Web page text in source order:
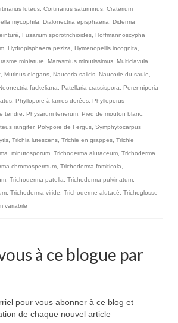
luteus, Cortinarius saturninus, Craterium
mycophila, Dialonectria episphaeria, Diderma
, Fusarium sporotrichioides, Hoffmannoscypha
, Hydropisphaera peziza, Hymenopellis incognita,
miniature, Marasmius minutissimus, Multiclavula
, Mutinus elegans, Naucoria salicis, Naucorie du saule,
fuckeliana, Patellaria crassispora, Perenniporia
, Phyllopore à lames dorées, Phylloporus
tendre, Physarum tenerum, Pied de mouton blanc,
rangifer, Polypore de Fergus, Symphytocarpus
, Trichia lutescens, Trichie en grappes, Trichie
minutosporum, Trichoderma alutaceum, Trichoderma
chromospermum, Trichoderma fomiticola,
, Trichoderma patella, Trichoderma pulvinatum,
, Trichoderma viride, Trichoderme alutacé, Trichoglosse
variabile
à ce blogue par
pour vous abonner à ce blog et
de chaque nouvel article